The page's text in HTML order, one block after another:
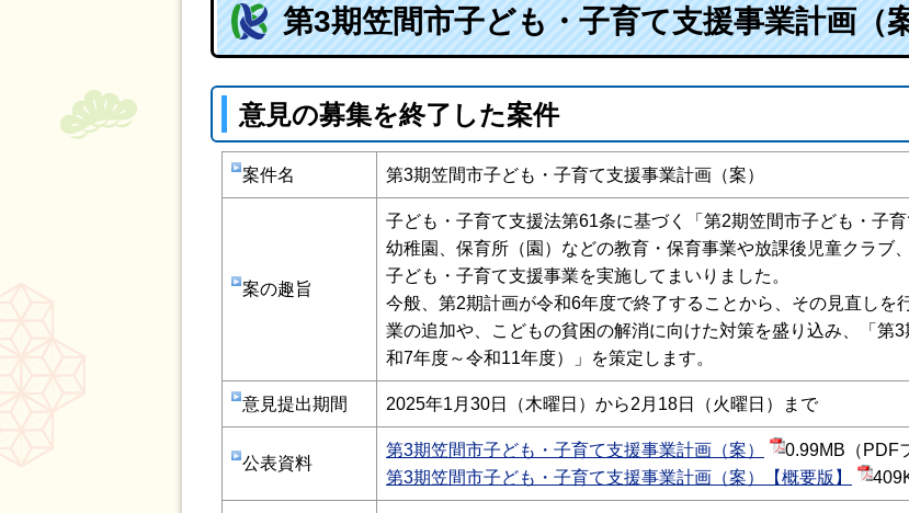
第3期笠間市子ども・子育て支援事業計画（案
意見の募集を終了した案件
案件名 第3期笠間市子ども・子育て支援事業計画（案）
案の趣旨
子ども・子育て支援法第61条に基づく「第2期笠間市子ども・子
幼稚園、保育所（園）などの教育・保育事業や放課後児童クラブ
子ども・子育て支援事業を実施してまいりました。
今般、第2期計画が令和6年度で終了することから、その見直しを
業の追加や、こどもの貧困の解消に向けた対策を盛り込み、「第
和7年度～令和11年度）」を策定します。
意見提出期間 2025年1月30日（木曜日）から2月18日（火曜日）まで
公表資料
第3期笠間市子ども・子育て支援事業計画（案）
0.99MB（PDF
第3期笠間市子ども・子育て支援事業計画（案）【概要版】